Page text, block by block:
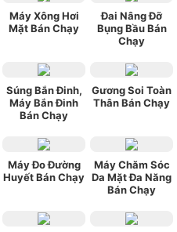
Máy Xông Hơi
Mặt Bán Chạy
Đai Nâng Đỡ
Bụng Bầu Bán
Chạy
Súng Bắn Đinh,
Máy Bắn Đinh
Bán Chạy
Gương Soi Toàn
Thân Bán Chạy
Máy Đo Đường
Huyết Bán Chạy
Máy Chăm Sóc
Da Mặt Đa Năng
Bán Chạy